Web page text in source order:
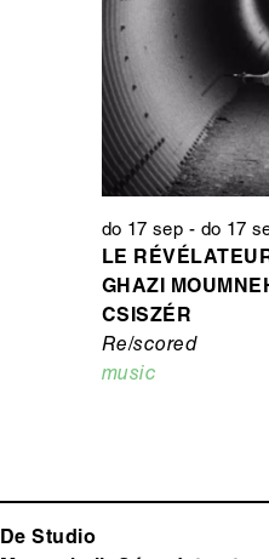
do 17 sep - do 17
LE
GHAZI
CSISZÉR
Re/scored
music
De Studio